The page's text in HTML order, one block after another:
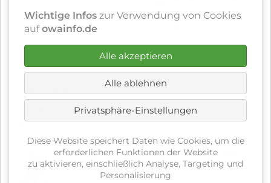
auf einen Blick
neue
übersichtlicher und neu
kommentiert
Website
-
Neue
OWA
History
08.10.2025
28.09.2025 17:34von Hartmut Schneider
Website - Neue Inhalte OWA Archiv
28.09.2025
Wichtige Infos zur Verwendung von Cookies
aufowainfo.de
Alle akzeptieren
Alle ablehnen
Privatsphäre-Einstellungen
Diese Website speichert Daten wie Cookies, um die
erforderlichen Funktionen der Website
zu aktivieren, einschließlich Analyse, Targeting und
Personalisierung